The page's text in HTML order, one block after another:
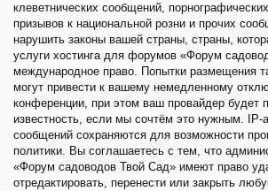
клеветнических сообщений,
призывов к национальной розни и прочих
нарушить законы вашей страны, страны,
услуги хостинга для форумов «Форум
международное право. Попытки размещения
могут привести к вашему немедленному
конференции, при этом ваш провайдер будет
известность, если мы сочтём это нужным. IP-
сообщений сохраняются для возможности
политики. Вы соглашаетесь с тем, что
«Форум садоводов Твой Сад» имеют право
отредактировать, перенести или закрыть